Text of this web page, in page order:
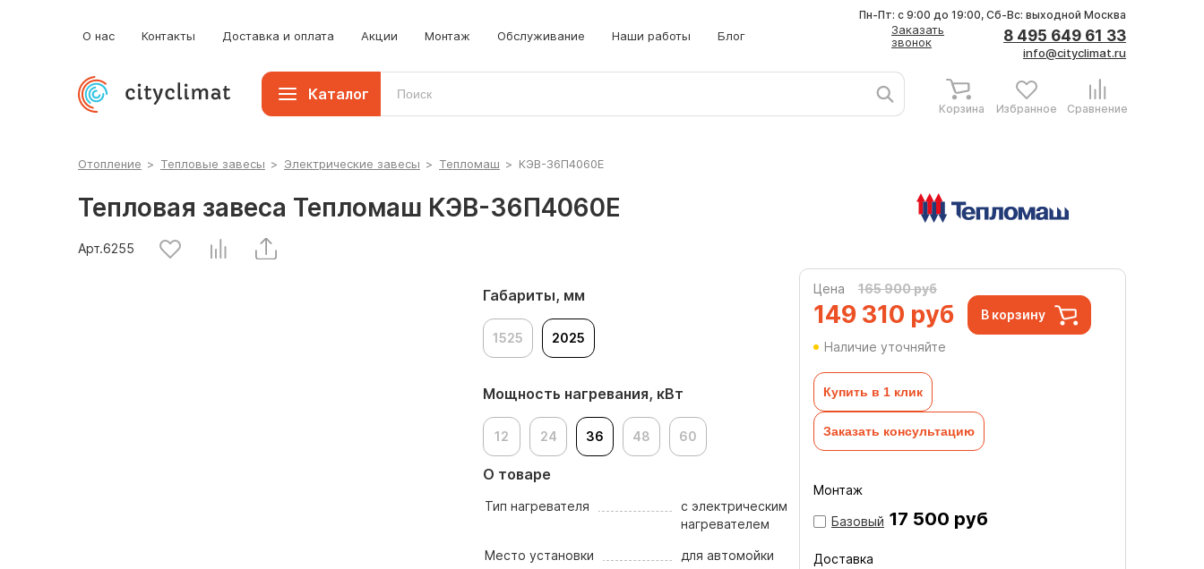
О нас Контакты Доставка и оплата Акции Монтаж Обслуживание Наши работы Блог
Заказать
звонок
8 495 649 61 33
info@cityclimat.ru
Пн-Пт: с 9:00 до 19:00, Сб-Вс: выходной Москва
Каталог
Корзина Избранное Сравнение
Отопление > Тепловые завесы > Электрические завесы > Тепломаш > КЭВ-36П4060Е
Тепловая завеса Тепломаш КЭВ-36П4060Е
Арт.6255
Габариты, мм
1525 2025
Мощность нагревания, кВт
12 24 36 48 60
О товаре
Тип нагревателя
с электрическим
нагревателем
Место установки для автомойки
Цена 165 900 руб
149 310 руб В корзину
Наличие уточняйте
Купить в 1 клик
Заказать консультацию
Монтаж
Базовый 17 500 руб
Доставка